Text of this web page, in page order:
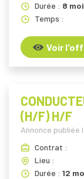
Durée : 8
Temps :
Voir
(H/F) H/F
Annonce publiée
Contrat :
Lieu :
Durée : 12